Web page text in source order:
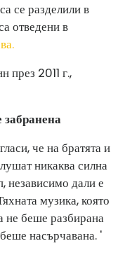
се разделили в
отведени в
през 2011 г.,
че на братята и
никаква силна
независимо дали е
музика, която
не беше разбирана
насърчавана. '